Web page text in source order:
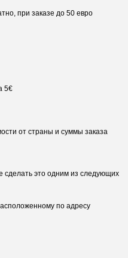
при заказе до 50 евро
5€
от страны и суммы заказа
сделать это одним из следующих
по адресу